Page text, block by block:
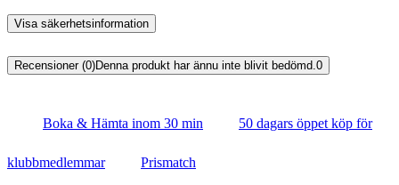
Visa säkerhetsinformation
Recensioner (0)Denna produkt har ännu inte blivit bedömd. 0
Boka & Hämta inom 30 min 50 dagars öppet köp för
klubbmedlemmar Prismatch